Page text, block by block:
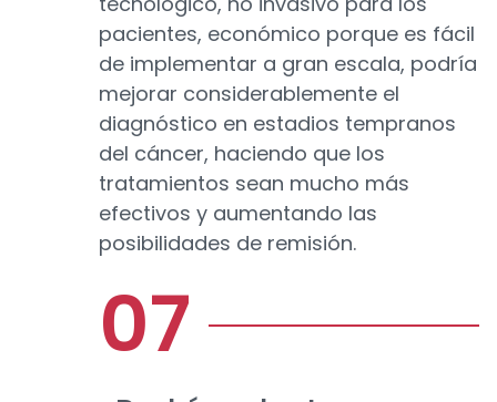
pacientes, económico porque es fácil
de implementar a gran escala, podría
mejorar considerablemente el
diagnóstico en estadios tempranos
del cáncer, haciendo que los
tratamientos sean mucho más
efectivos y aumentando las
posibilidades de remisión.